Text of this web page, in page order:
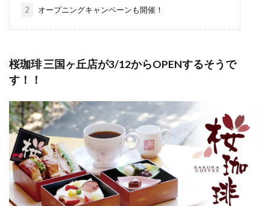
2 オープニングキャンペーンも開催！
桜珈琲 三国ヶ丘店が3/12からOPENするそうで
す！！